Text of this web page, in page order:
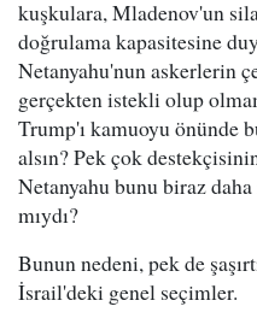
kuşkulara, Mladenov'un
doğrulama kapasitesine
Netanyahu'nun askerlerin
gerçekten istekli olup
Trump'ı kamuoyu önünde
alsın? Pek çok
Netanyahu bunu biraz
mıydı?
Bunun nedeni, pek de
İsrail'deki genel seçimler.